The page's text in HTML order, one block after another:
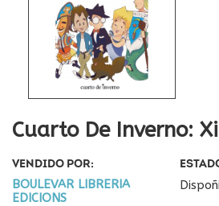
Cuarto De Inverno:
VENDIDO POR:
BOULEVAR LIBRERIA
EDICIONS